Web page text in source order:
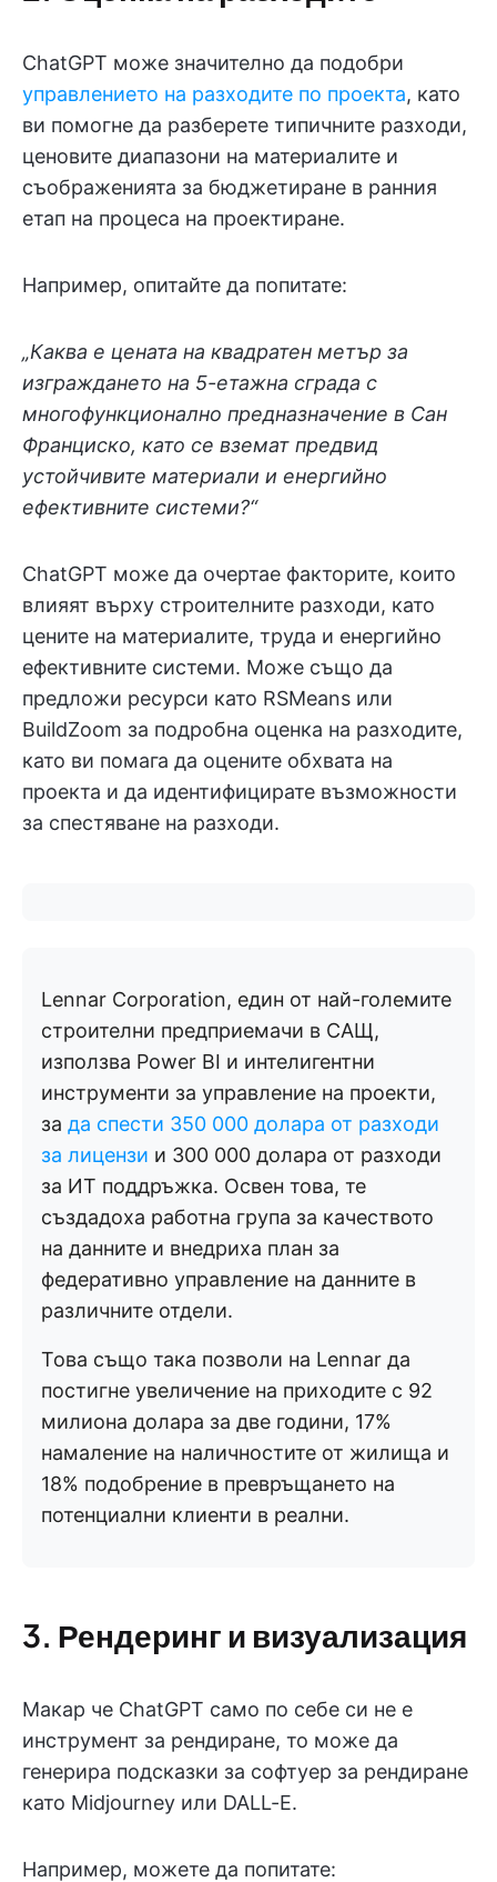
ChatGPT може значително да подобри
управлението на разходите по проекта, като
ви помогне да разберете типичните разходи,
ценовите диапазони на материалите и
съображенията за бюджетиране в ранния
етап на процеса на проектиране.
Например, опитайте да попитате:
„Каква е цената на квадратен метър за
изграждането на 5-етажна сграда с
многофункционално предназначение в Сан
Франциско, като се вземат предвид
устойчивите материали и енергийно
ефективните системи?“
ChatGPT може да очертае факторите, които
влияят върху строителните разходи, като
цените на материалите, труда и енергийно
ефективните системи. Може също да
предложи ресурси като RSMeans или
BuildZoom за подробна оценка на разходите,
като ви помага да оцените обхвата на
проекта и да идентифицирате възможности
за спестяване на разходи.
Lennar Corporation, един от най-големите
строителни предприемачи в САЩ,
използва Power BI и интелигентни
инструменти за управление на проекти,
за да спести 350 000 долара от разходи
за лицензи и 300 000 долара от разходи
за ИТ поддръжка. Освен това, те
създадоха работна група за качеството
на данните и внедриха план за
федеративно управление на данните в
различните отдели.
Това също така позволи на Lennar да
постигне увеличение на приходите с 92
милиона долара за две години, 17%
намаление на наличностите от жилища и
18% подобрение в превръщането на
потенциални клиенти в реални.
3. Рендеринг и визуализация
Макар че ChatGPT само по себе си не е
инструмент за рендиране, то може да
генерира подсказки за софтуер за рендиране
като Midjourney или DALL-E.
Например, можете да попитате: